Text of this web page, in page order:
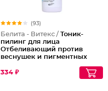
(93)
Белита - Витекс / Тоник-
пилинг для лица
Отбеливающий против
веснушек и пигментных
334 ₽